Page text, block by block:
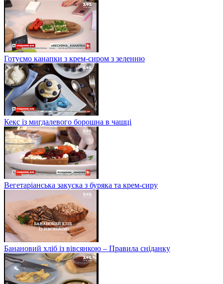
Готуємо канапки з крем-сиром з зеленню
Кекс із мигдалевого борошна в чашці
Вегетаріанська закуска з буряка та крем-сиру
Банановий хліб із вівсянкою – Правила сніданку